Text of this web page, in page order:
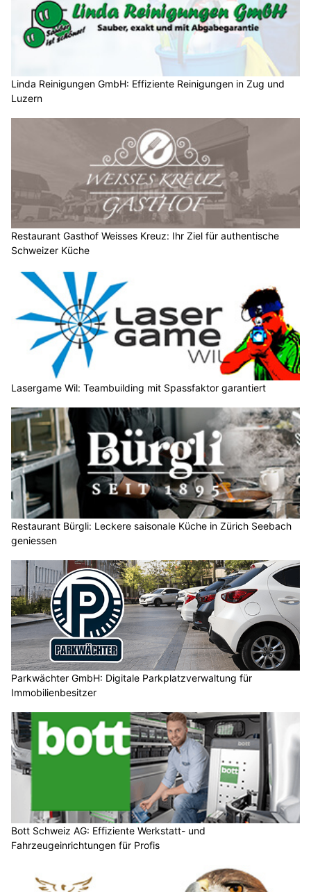
Linda Reinigungen GmbH: Effiziente Reinigungen in Zug und
Luzern
Restaurant Gasthof Weisses Kreuz: Ihr Ziel für authentische
Schweizer Küche
Lasergame Wil: Teambuilding mit Spassfaktor garantiert
Restaurant Bürgli: Leckere saisonale Küche in Zürich Seebach
geniessen
Parkwächter GmbH: Digitale Parkplatzverwaltung für
Immobilienbesitzer
Bott Schweiz AG: Effiziente Werkstatt- und
Fahrzeugeinrichtungen für Profis